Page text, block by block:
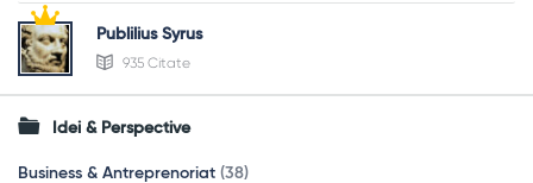
Publilius Syrus
935 Citate
Idei & Perspective
Business & Antreprenoriat (38)